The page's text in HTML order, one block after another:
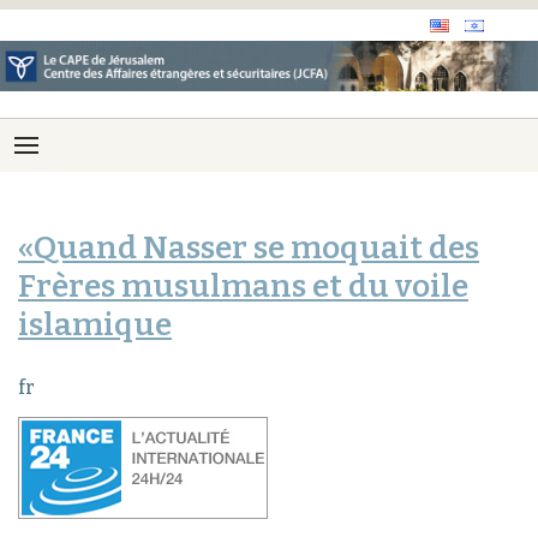
«Quand Nasser se moquait des
Frères musulmans et du voile
islamique
fr